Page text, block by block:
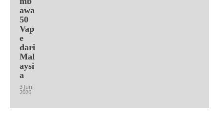
awa
50
Vap
e
dari
Mal
aysi
a
3 Juni
2026